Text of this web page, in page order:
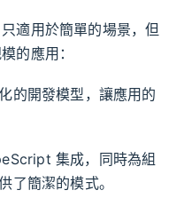
適用於簡單的場景，但
的應用：
的開發模型，讓應用的
集成，同時為組
了簡潔的模式。